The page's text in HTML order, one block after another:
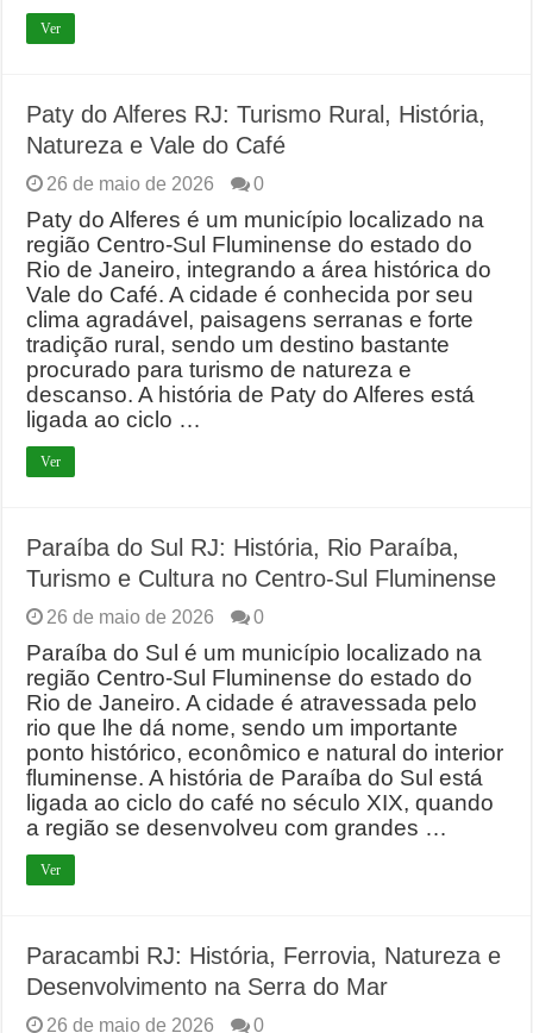
Ver
Paty do Alferes RJ: Turismo Rural, História,
Natureza e Vale do Café
26 de maio de 2026 0
Paty do Alferes é um município localizado na
região Centro-Sul Fluminense do estado do
Rio de Janeiro, integrando a área histórica do
Vale do Café. A cidade é conhecida por seu
clima agradável, paisagens serranas e forte
tradição rural, sendo um destino bastante
procurado para turismo de natureza e
descanso. A história de Paty do Alferes está
ligada ao ciclo …
Ver
Paraíba do Sul RJ: História, Rio Paraíba,
Turismo e Cultura no Centro-Sul Fluminense
26 de maio de 2026 0
Paraíba do Sul é um município localizado na
região Centro-Sul Fluminense do estado do
Rio de Janeiro. A cidade é atravessada pelo
rio que lhe dá nome, sendo um importante
ponto histórico, econômico e natural do interior
fluminense. A história de Paraíba do Sul está
ligada ao ciclo do café no século XIX, quando
a região se desenvolveu com grandes …
Ver
Paracambi RJ: História, Ferrovia, Natureza e
Desenvolvimento na Serra do Mar
26 de maio de 2026 0